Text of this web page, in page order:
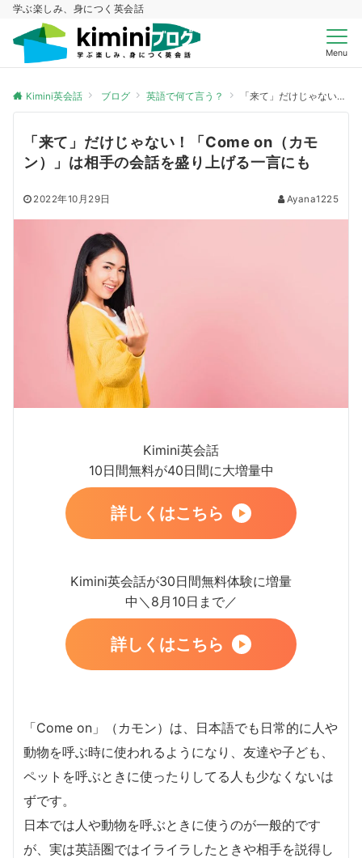
学ぶ楽しみ、身につく英会話
Menu
Kimini英会話 ブログ 英語で何て言う？ 「来て」だけじゃない！「Come on（カモン）」は相手の会話を盛り上げる一言にも
「来て」だけじゃない！「Come on（カモ
ン）」は相手の会話を盛り上げる一言にも
2022年10月29日 Ayana1225
Kimini英会話
10日間無料が40日間に大増量中
詳しくはこちら
Kimini英会話が30日間無料体験に増量
中＼8月10日まで／
詳しくはこちら
「Come on」（カモン）は、日本語でも日常的に人や
動物を呼ぶ時に使われるようになり、友達や子ども、
ペットを呼ぶときに使ったりしてる人も少なくないは
ずです。
日本では人や動物を呼ぶときに使うのが一般的です
が、実は英語圏ではイライラしたときや相手を説得し